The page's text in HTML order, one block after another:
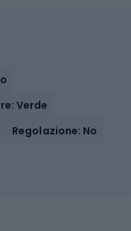
Verde
Regolazione: No